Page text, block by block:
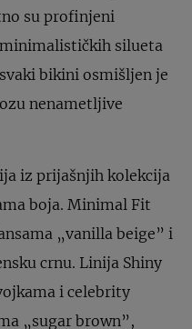
su profinjeni
silueta
bikini osmišljen je
nenametljive
iz prijašnjih kolekcija
boja. Minimal Fit
„vanilla beige” i
crnu. Linija Shiny
i celebrity
„sugar brown”,